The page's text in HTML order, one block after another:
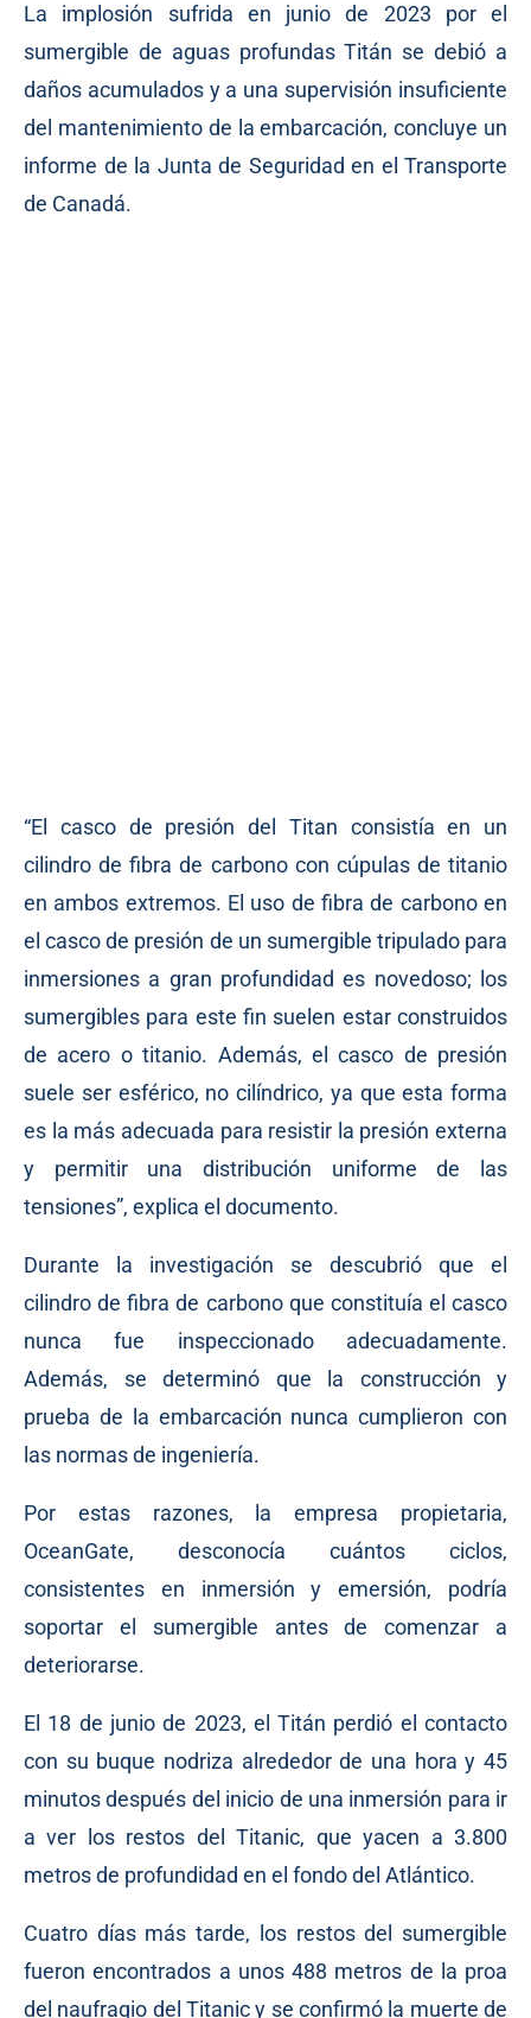
La implosión sufrida en junio de 2023 por el
sumergible de aguas profundas Titán se debió a
daños acumulados y a una supervisión insuficiente
del mantenimiento de la embarcación, concluye un
informe de la Junta de Seguridad en el Transporte
de Canadá.
“El casco de presión del Titan consistía en un
cilindro de fibra de carbono con cúpulas de titanio
en ambos extremos. El uso de fibra de carbono en
el casco de presión de un sumergible tripulado para
inmersiones a gran profundidad es novedoso; los
sumergibles para este fin suelen estar construidos
de acero o titanio. Además, el casco de presión
suele ser esférico, no cilíndrico, ya que esta forma
es la más adecuada para resistir la presión externa
y permitir una distribución uniforme de las
tensiones”, explica el documento.
Durante la investigación se descubrió que el
cilindro de fibra de carbono que constituía el casco
nunca fue inspeccionado adecuadamente.
Además, se determinó que la construcción y
prueba de la embarcación nunca cumplieron con
las normas de ingeniería.
Por estas razones, la empresa propietaria,
OceanGate, desconocía cuántos ciclos,
consistentes en inmersión y emersión, podría
soportar el sumergible antes de comenzar a
deteriorarse.
El 18 de junio de 2023, el Titán perdió el contacto
con su buque nodriza alrededor de una hora y 45
minutos después del inicio de una inmersión para ir
a ver los restos del Titanic, que yacen a 3.800
metros de profundidad en el fondo del Atlántico.
Cuatro días más tarde, los restos del sumergible
fueron encontrados a unos 488 metros de la proa
del naufragio del Titanic y se confirmó la muerte de